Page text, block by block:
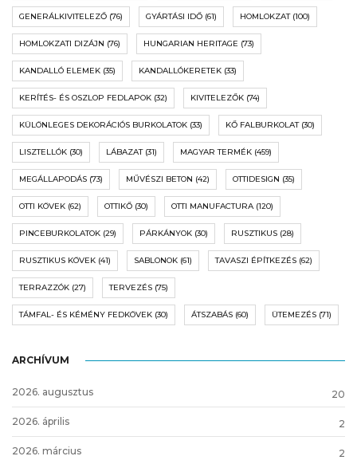
GENERÁLKIVITELEZŐ (76) GYÁRTÁSI IDŐ (61) HOMLOKZAT(100)
HOMLOKZATI DIZÁJN (76) HUNGARIAN HERITAGE (73)
KANDALLÓ ELEMEK (35) KANDALLÓKERETEK (33)
KERÍTÉS- ÉS OSZLOP FEDLAPOK (32) KIVITELEZŐK (74)
KÜLÖNLEGES DEKORÁCIÓS BURKOLATOK (33) KŐ FALBURKOLAT(30)
LISZTELLÓK (30) LÁBAZAT(31) MAGYAR TERMÉK (459)
MEGÁLLAPODÁS (73) MŰVÉSZI BETON (42) OTTIDESIGN (35)
OTTI KÖVEK (62) OTTIKŐ (30) OTTI MANUFACTURA(120)
PINCEBURKOLATOK (29) PÁRKÁNYOK (30) RUSZTIKUS (28)
RUSZTIKUS KÖVEK (41) SABLONOK (61) TAVASZI ÉPÍTKEZÉS (62)
TERRAZZÓK (27) TERVEZÉS (75)
TÁMFAL- ÉS KÉMÉNY FEDKÖVEK (30) ÁTSZABÁS (60) ÜTEMEZÉS (71)
ARCHÍVUM
2026. augusztus 20
2026. április 2
2026. március 2